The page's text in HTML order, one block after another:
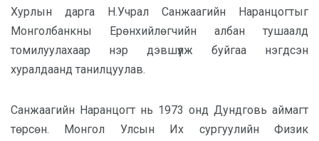
Хурлын дарга Н.Учрал Санжаагийн Наранцогтыг
Монголбанкны Ерөнхийлөгчийн албан тушаалд
томилуулахаар нэр дэвшүүлж буйгаа нэгдсэн
хуралдаанд танилцуулав.
Санжаагийн Наранцогт нь 1973 онд Дундговь аймагт
төрсөн. Монгол Улсын Их сургуулийн Физик